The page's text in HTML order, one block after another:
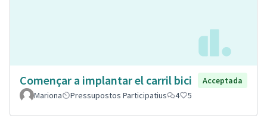
Començar a implantar el carril bici
Acceptada
Mariona
Pressupostos Participatius 4 5